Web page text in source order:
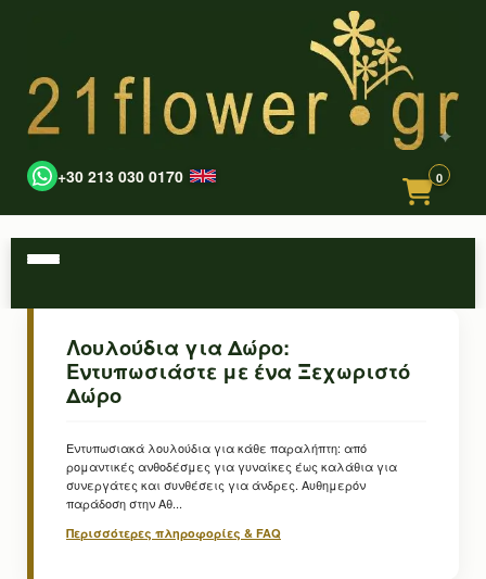
+30 213 030 0170 0
Λουλούδια για Δώρο:
Εντυπωσιάστε με ένα Ξεχωριστό
Δώρο
Εντυπωσιακά λουλούδια για κάθε παραλήπτη: από
ρομαντικές ανθοδέσμες για γυναίκες έως καλάθια για
συνεργάτες και συνθέσεις για άνδρες. Αυθημερόν
παράδοση στην Αθ...
Περισσότερες πληροφορίες & FAQ